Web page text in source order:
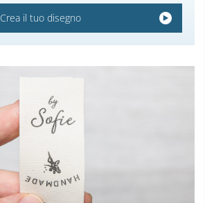
Crea il tuo disegno